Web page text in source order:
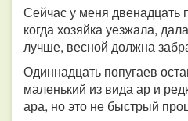
Сейчас у меня двенадцать
когда хозяйка уезжала,
лучше, весной должна
Одиннадцать попугаев
маленький из вида ар и
ара, но это не быстрый